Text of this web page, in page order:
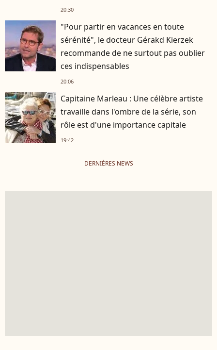
20:30
"Pour partir en vacances en toute
sérénité", le docteur Gérakd Kierzek
recommande de ne surtout pas oublier
ces indispensables
20:06
Capitaine Marleau : Une célèbre artiste
travaille dans l'ombre de la série, son
rôle est d'une importance capitale
19:42
DERNIÈRES NEWS